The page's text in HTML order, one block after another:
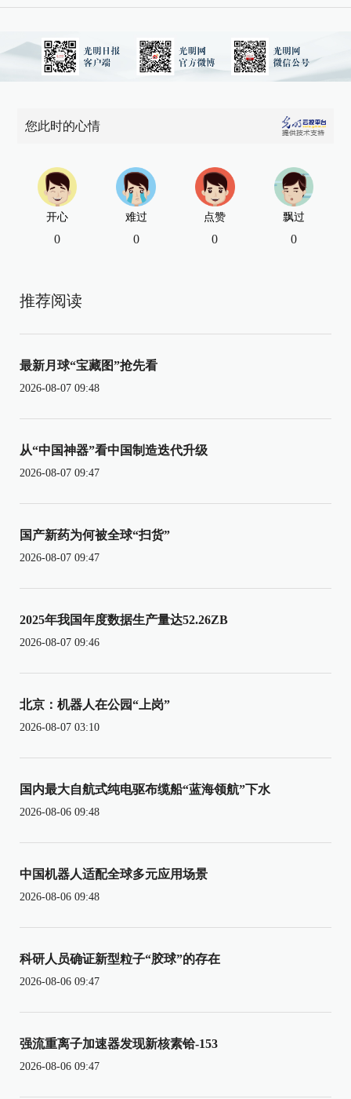
您此时的心情
开心
0
难过
0
点赞
0
飘过
0
推荐阅读
最新月球“宝藏图”抢先看
2026-08-07 09:48
从“中国神器”看中国制造迭代升级
2026-08-07 09:47
国产新药为何被全球“扫货”
2026-08-07 09:47
2025年我国年度数据生产量达52.26ZB
2026-08-07 09:46
北京：机器人在公园“上岗”
2026-08-07 03:10
国内最大自航式纯电驱布缆船“蓝海领航”下水
2026-08-06 09:48
中国机器人适配全球多元应用场景
2026-08-06 09:48
科研人员确证新型粒子“胶球”的存在
2026-08-06 09:47
强流重离子加速器发现新核素铪-153
2026-08-06 09:47